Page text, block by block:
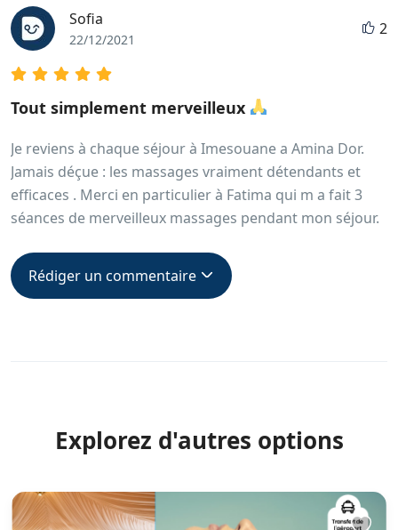
Sofia
22/12/2021
2
Tout simplement merveilleux
Je reviens à chaque séjour à Imesouane a Amina Dor.
Jamais déçue : les massages vraiment détendants et
efficaces . Merci en particulier à Fatima qui m a fait 3
séances de merveilleux massages pendant mon séjour.
Rédiger un commentaire
Explorez d'autres options